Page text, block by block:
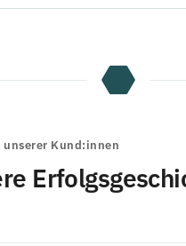
Kund:innen